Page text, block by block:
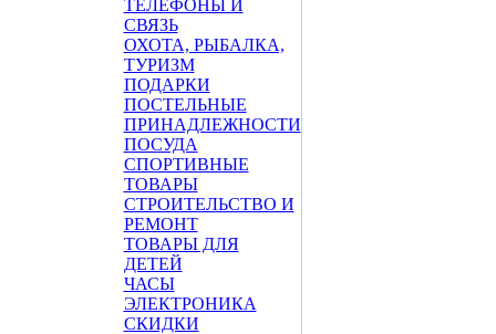
ТЕЛЕФОНЫ И
СВЯЗЬ
ОХОТА, РЫБАЛКА,
ТУРИЗМ
ПОДАРКИ
ПОСТЕЛЬНЫЕ
ПРИНАДЛЕЖНОСТИ
ПОСУДА
СПОРТИВНЫЕ
ТОВАРЫ
СТРОИТЕЛЬСТВО И
РЕМОНТ
ТОВАРЫ ДЛЯ
ДЕТЕЙ
ЧАСЫ
ЭЛЕКТРОНИКА
СКИДКИ